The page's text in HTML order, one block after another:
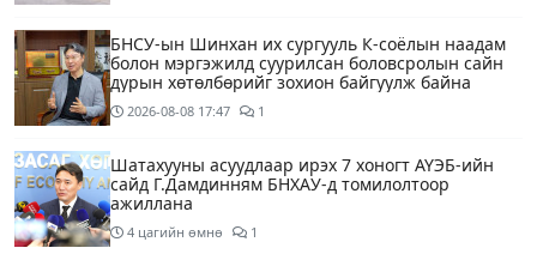
БНСУ-ын Шинхан их сургууль К-соёлын наадам
болон мэргэжилд суурилсан боловсролын сайн
дурын хөтөлбөрийг зохион байгуулж байна
2026-08-08 17:47 1
Шатахууны асуудлаар ирэх 7 хоногт АҮЭБ-ийн
сайд Г.Дамдинням БНХАУ-д томилолтоор
ажиллана
4 цагийн өмнө 1